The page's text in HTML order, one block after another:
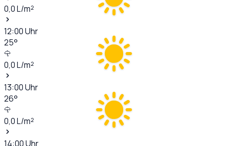
0,0L/m²
12:00Uhr
25°
0,0L/m²
13:00Uhr
26°
0,0L/m²
14:00Uhr